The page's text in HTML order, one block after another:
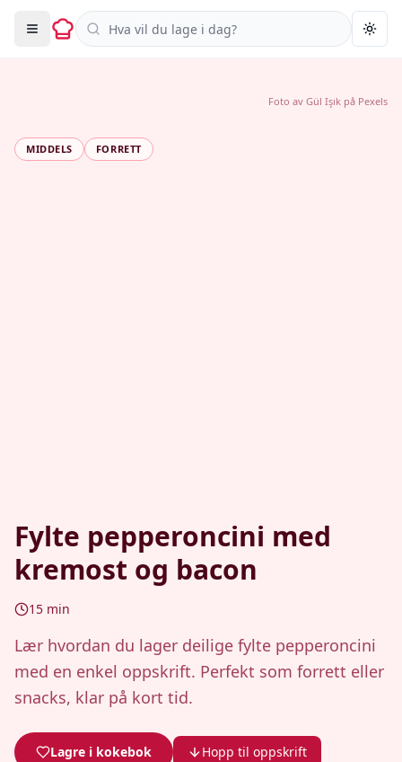
Søk i oppskrifter
MIDDELS FORRETT
Fylte pepperoncini med
kremost og bacon
15 min
Lær hvordan du lager deilige fylte pepperoncini
med en enkel oppskrift. Perfekt som forrett eller
snacks, klar på kort tid.
Lagre i kokebok Hopp til oppskrift
Foto av Gül Işık på Pexels